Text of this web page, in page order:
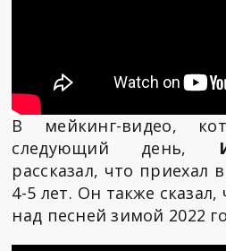
В мейкинг-видео,
следующий день,
рассказал, что приехал
4-5 лет. Он также
над песней зимой 2022